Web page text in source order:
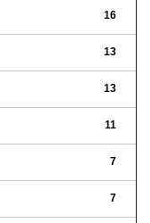
16
13
13
11
7
7